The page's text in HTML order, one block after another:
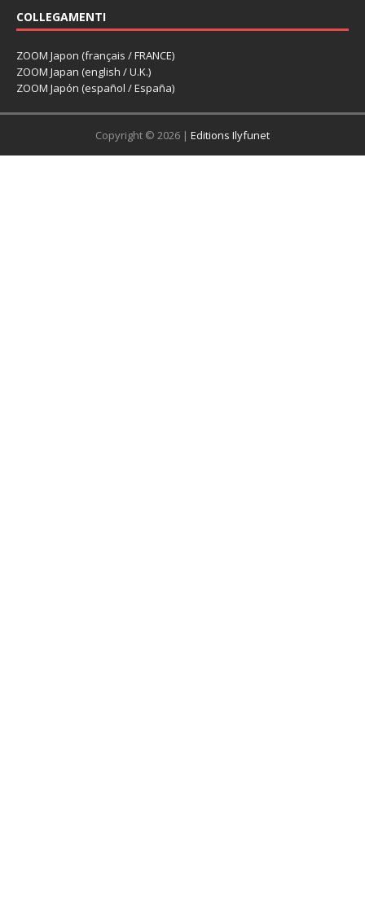
COLLEGAMENTI
ZOOM Japon (français / FRANCE)
ZOOM Japan (english / U.K.)
ZOOM Japón (español / España)
Copyright © 2026 | Editions Ilyfunet